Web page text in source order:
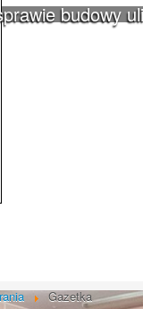
budowy
Gazetka